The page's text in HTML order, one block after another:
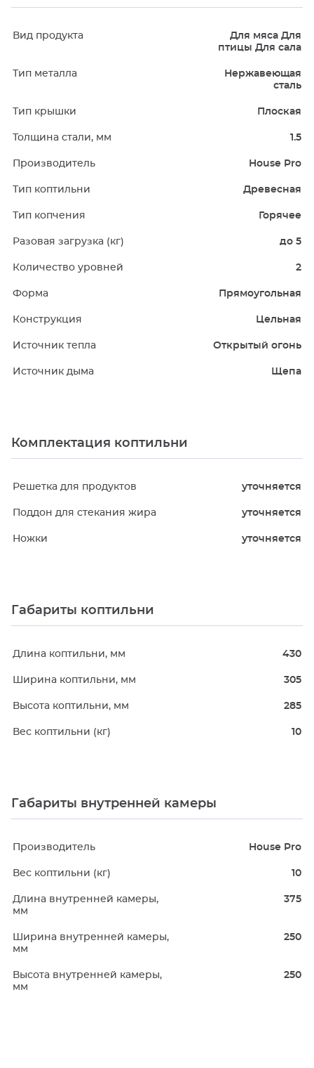
Вид продукта
Для мяса Для
птицы Для сала
Тип металла
Нержавеющая
сталь
Тип крышки Плоская
Толщина стали, мм 1.5
Производитель House Pro
Тип коптильни Древесная
Тип копчения Горячее
Разовая загрузка (кг) до 5
Количество уровней 2
Форма Прямоугольная
Конструкция Цельная
Источник тепла Открытый огонь
Источник дыма Щепа
Комплектация коптильни
Решетка для продуктов уточняется
Поддон для стекания жира уточняется
Ножки уточняется
Габариты коптильни
Длина коптильни, мм 430
Ширина коптильни, мм 305
Высота коптильни, мм 285
Вес коптильни (кг) 10
Габариты внутренней камеры
Производитель House Pro
Вес коптильни (кг) 10
Длина внутренней камеры,
мм
375
Ширина внутренней камеры,
мм
250
Высота внутренней камеры,
мм
250